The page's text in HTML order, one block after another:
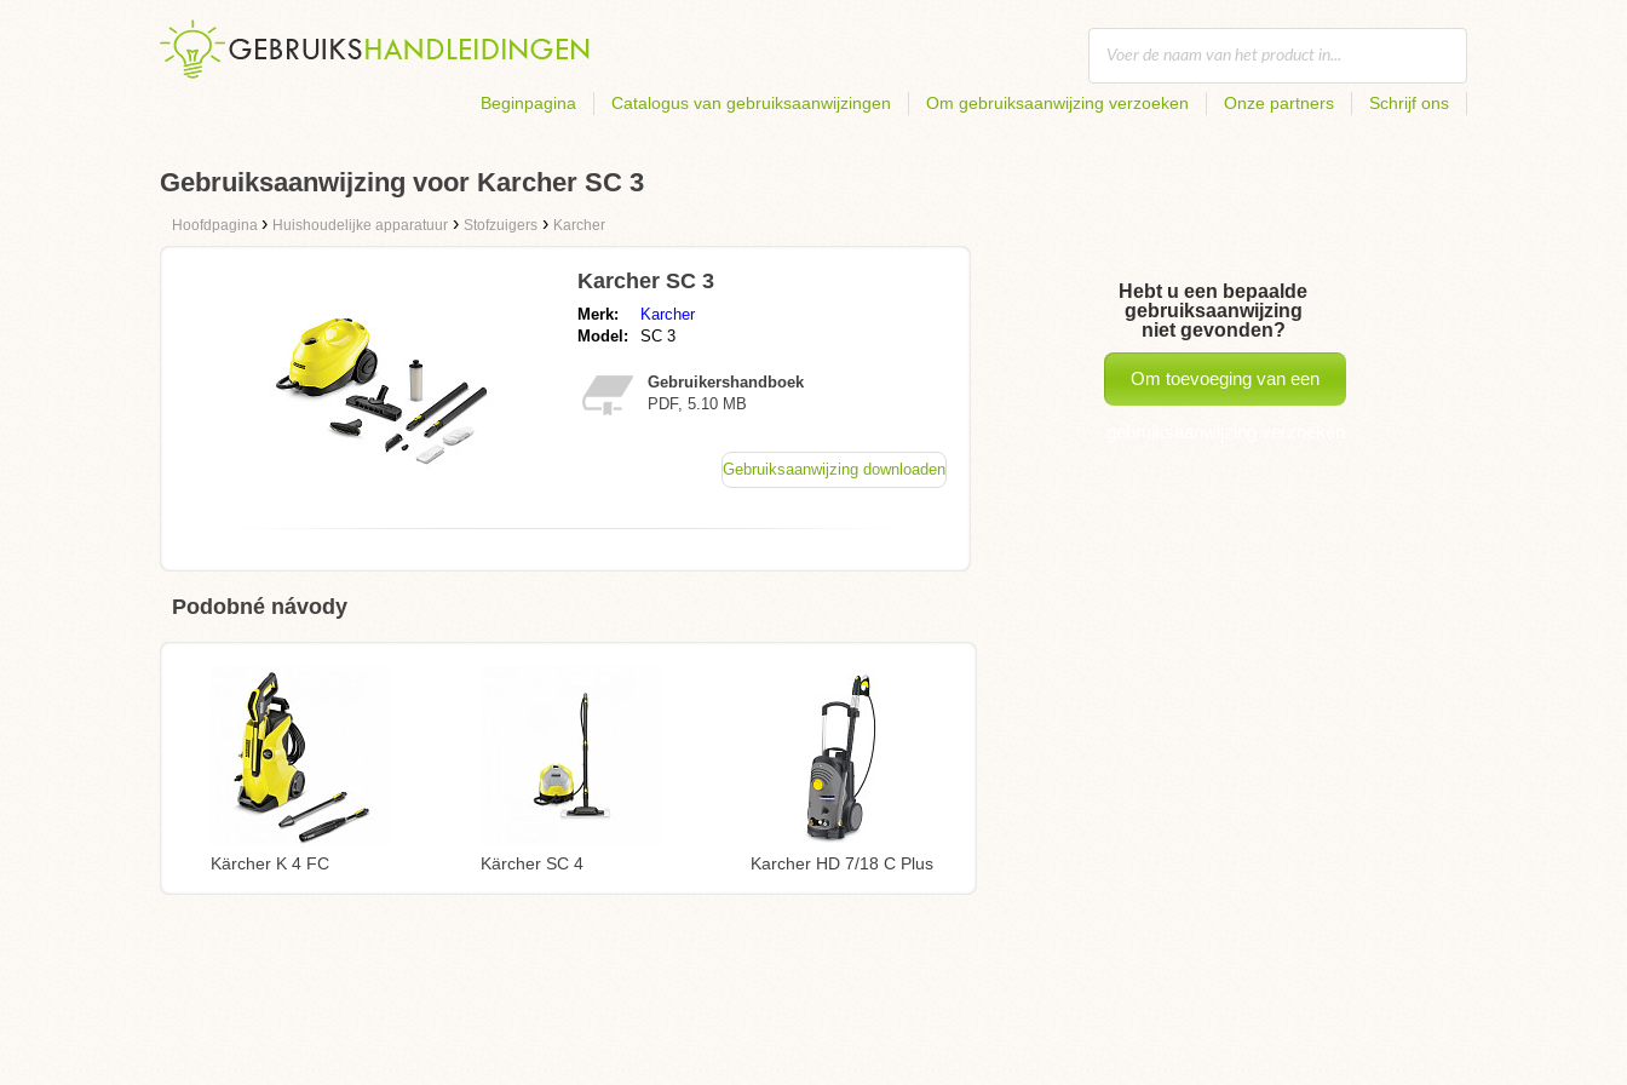
Beginpagina Catalogus van gebruiksaanwijzingen Om gebruiksaanwijzing verzoeken Onze partners Schrijf ons
Gebruiksaanwijzing voor Karcher SC 3
Hoofdpagina › Huishoudelijke apparatuur › Stofzuigers › Karcher
Karcher SC 3
Merk:
Karcher
Model:
SC 3
Gebruikershandboek
PDF, 5.10 MB
Gebruiksaanwijzing downloaden
Podobné návody
Kärcher K 4 FC Kärcher SC 4 Karcher HD 7/18 C Plus
Hebt u een bepaalde
gebruiksaanwijzing
niet gevonden?
Om toevoeging van een